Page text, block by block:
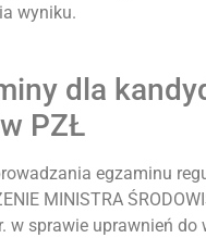
wyniku.
dla
PZŁ
egzaminu
MINISTRA
w sprawie uprawnień do